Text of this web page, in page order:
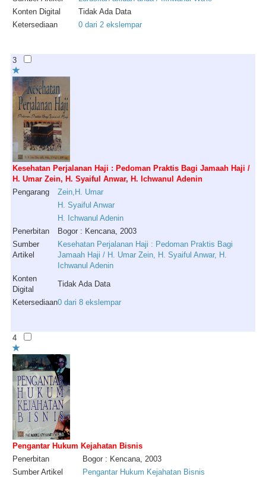
Konten Digital
Tidak Ada Data
Ketersediaan
0 dari 2 ekslempar
3
Kesehatan Perjalanan Haji : Pedoman Praktis Bagi Jamaah Haji /
H. Umar Zein, H. Syaiful Anwar, H. Ichwanul Adenin
Pengarang
Zein, H . Umar
H . Syaiful Anwar
H . Ichwanul Adenin
Penerbitan
Bogor : Kencana, 2003
Sumber
Artikel
Kesehatan Perjalanan Haji : Pedoman Praktis Bagi
Jamaah Haji / H. Umar Zein, H. Syaiful Anwar, H.
Ichwanul Adenin
Konten
Digital
Tidak Ada Data
Ketersediaan0 dari 8 ekslempar
4
Pengantar Hukum Kejahatan Bisnis
Penerbitan
Bogor : Kencana, 2003
Sumber Artikel
Pengantar Hukum Kejahatan Bisnis